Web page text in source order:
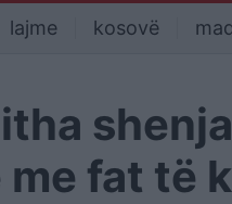
lajme kosovë
fat të